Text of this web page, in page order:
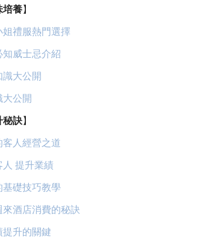
培養】
姐禮服熱門選擇
知威士忌介紹
識大公開
大公開
秘訣】
客人經營之道
提升業績
基礎技巧教學
來酒店消費的秘訣
提升的關鍵